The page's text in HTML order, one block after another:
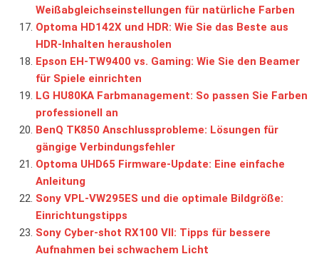
Weißabgleichseinstellungen für natürliche Farben
Optoma HD142X und HDR: Wie Sie das Beste aus
HDR-Inhalten herausholen
Epson EH-TW9400 vs. Gaming: Wie Sie den Beamer
für Spiele einrichten
LG HU80KA Farbmanagement: So passen Sie Farben
professionell an
BenQ TK850 Anschlussprobleme: Lösungen für
gängige Verbindungsfehler
Optoma UHD65 Firmware-Update: Eine einfache
Anleitung
Sony VPL-VW295ES und die optimale Bildgröße:
Einrichtungstipps
Sony Cyber-shot RX100 VII: Tipps für bessere
Aufnahmen bei schwachem Licht